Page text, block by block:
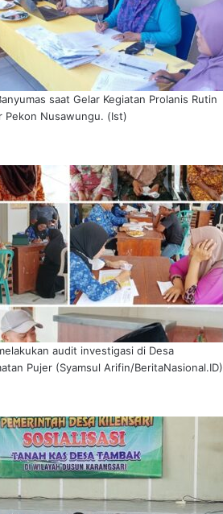
saat Gelar Kegiatan Prolanis Rutin
Pekon Nusawungu. (Ist)
audit investigasi di Desa
Pujer (Syamsul Arifin/BeritaNasional.ID)